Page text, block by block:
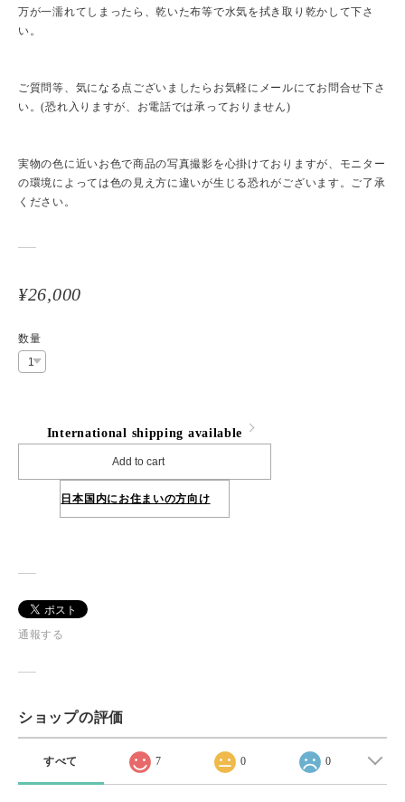
万が一濡れてしまったら、乾いた布等で水気を拭き取り乾かして下さ
い。
ご質問等、気になる点ございましたらお気軽にメールにてお問合せ下さ
い。(恐れ入りますが、お電話では承っておりません)
実物の色に近いお色で商品の写真撮影を心掛けておりますが、モニター
の環境によっては色の見え方に違いが生じる恐れがございます。ご了承
ください。
¥26,000
数量
International shipping available
Add to cart
日本国内にお住まいの方向け
通報する
ショップの評価
すべて 7 0 0